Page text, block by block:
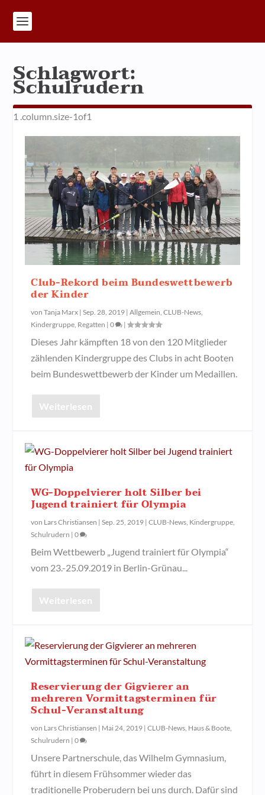
Schlagwort:
Schulrudern
Club-Rekord beim Bundeswettbewerb
der Kinder
vonTanja Marx |Sep. 28, 2019 |Allgemein ,CLUB-News
Kindergruppe Regatten |0 |
Dieses Jahr kämpften 18 von den 120 Mitglieder
zählenden Kindergruppe des Clubs in acht Booten
beim Bundeswettbewerb der Kinder um Medaillen.
Weiterlesen
WG-Doppelvierer holt Silber bei
Jugend trainiert für Olympia
von Lars Christiansen |Sep. 25, 2019 |CLUB-News Kindergruppe
Schulrudern |0
Beim Wettbewerb „Jugend trainiert für Olympia“
vom 23.-25.09.2019 in Berlin-Grünau...
Weiterlesen
Reservierung der Gigvierer an
mehreren Vormittagsterminen für
Schul-Veranstaltung
von Lars Christiansen | Mai 24, 2019 |CLUB-News Haus & Boote
Schulrudern |0
Unsere Partnerschule, das Wilhelm Gymnasium,
führt in diesem Frühsommer wieder das
traditionelle Proberudern bei uns durch. Dafür sind